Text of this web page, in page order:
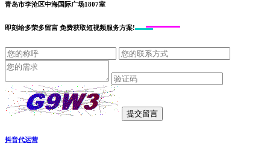
青岛市李沧区中海国际广场1807室
即刻给多荣多留言 免费获取短视频服务方案!
抖音代运营